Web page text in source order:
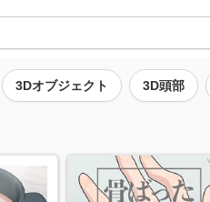
3Dオブジェクト 3D頭部